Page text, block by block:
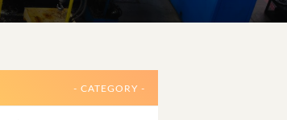
- CATEGORY -